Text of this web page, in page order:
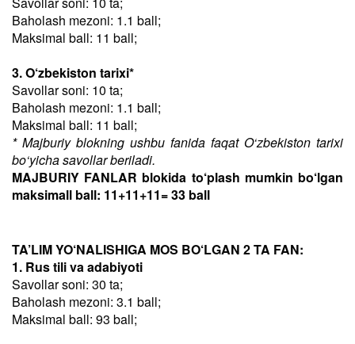
Baholash mezoni: 1.1 ball;
Maksimal ball: 11 ball;
3. O‘zbekiston tarixi*
Savollar soni: 10 ta;
Baholash mezoni: 1.1 ball;
Maksimal ball: 11 ball;
* Majburiy blokning ushbu fanida faqat O‘zbekiston tarixi
bo‘yicha savollar beriladi.
MAJBURIY FANLAR blokida to‘plash mumkin bo‘lgan
maksimall ball: 11+11+11= 33 ball
TA’LIM YO‘NALISHIGA MOS BO‘LGAN 2 TA FAN:
1. Rus tili va adabiyoti
Savollar soni: 30 ta;
Baholash mezoni: 3.1 ball;
Maksimal ball: 93 ball;